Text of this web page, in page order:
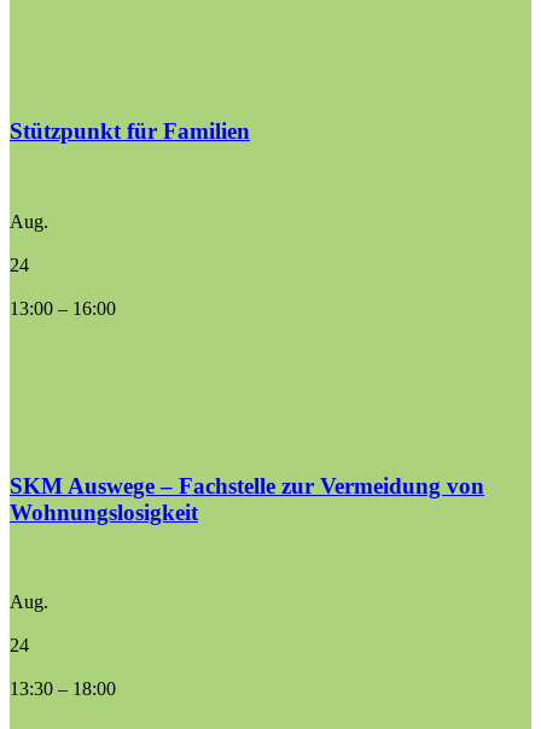
Stützpunkt für Familien
Aug.
24
13:00 – 16:00
SKM Auswege – Fachstelle zur Vermeidung von
Wohnungslosigkeit
Aug.
24
13:30 – 18:00